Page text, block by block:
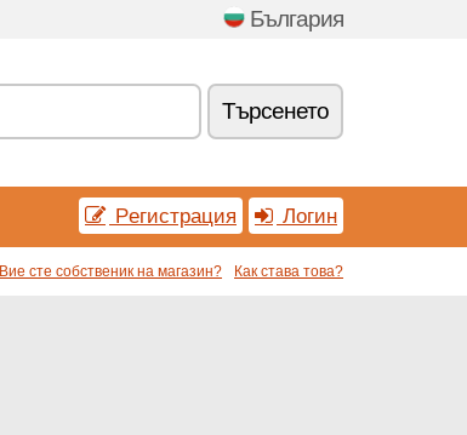
България
Tърсенетo
Pегистрация Логин
Вие сте собственик на магазин? Как става това?